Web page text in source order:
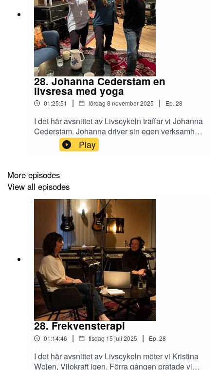
28. Johanna Cederstam en
livsresa med yoga
01:25:51 | lördag 8 november 2025 | Ep. 28
I det här avsnittet av Livscykeln träffar vi Johanna
Cederstam. Johanna driver sin egen verksamhet
som Kundaliniyogalärare, Vegankock och Reiki
Master. Hon anordnar retreats och event runt om i
Johannas spännande livsresa från drogberoende
i USA till en helt annan värld, där
Kundaliniyogan blev hennes port till ett friskt och
sunt liv. Hon berättar om den speciella
yogapositionen "archer pose" som var en stor
utmaning för henne, men också det som tagit
henne till platsen hon befinner sig på idag.Vi
pratar om tankens kraft och betydelsen av tillit
och tro på det vi gör i livet.Häng med oss och låt
dig inspireras!Kontakt och
information: instagram:
hari_sant_harmonyHemsida: www.harisantharm
ony.com
Play
More episodes
View all episodes
28. Frekvensterapi
01:14:46 | tisdag 15 juli 2025 | Ep. 28
I det här avsnittet av Livscykeln möter vi Kristina
Wojen, Vilokraft igen. Förra gången pratade vi